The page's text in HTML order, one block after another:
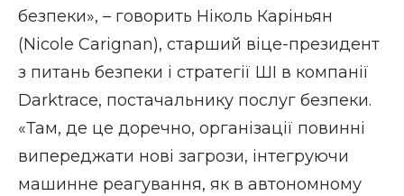
безпеки», – говорить Ніколь Каріньян
(Nicole Carignan), старший віце-президент
з питань безпеки і стратегії ШІ в компанії
Darktrace, постачальнику послуг безпеки.
«Там, де це доречно, організації повинні
випереджати нові загрози, інтегруючи
машинне реагування, як в автономному